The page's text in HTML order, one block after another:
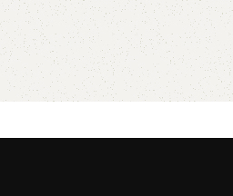
به دلیل سایز بزرگ تمامی سینی
ها و جعبه ها فقط به صورت پس
کرایه و از طریق تیپاکس ارسال می
شود
این جعبه ها برای پذیرایی در محیط
جلوگیری می نمایند به شما این امکان